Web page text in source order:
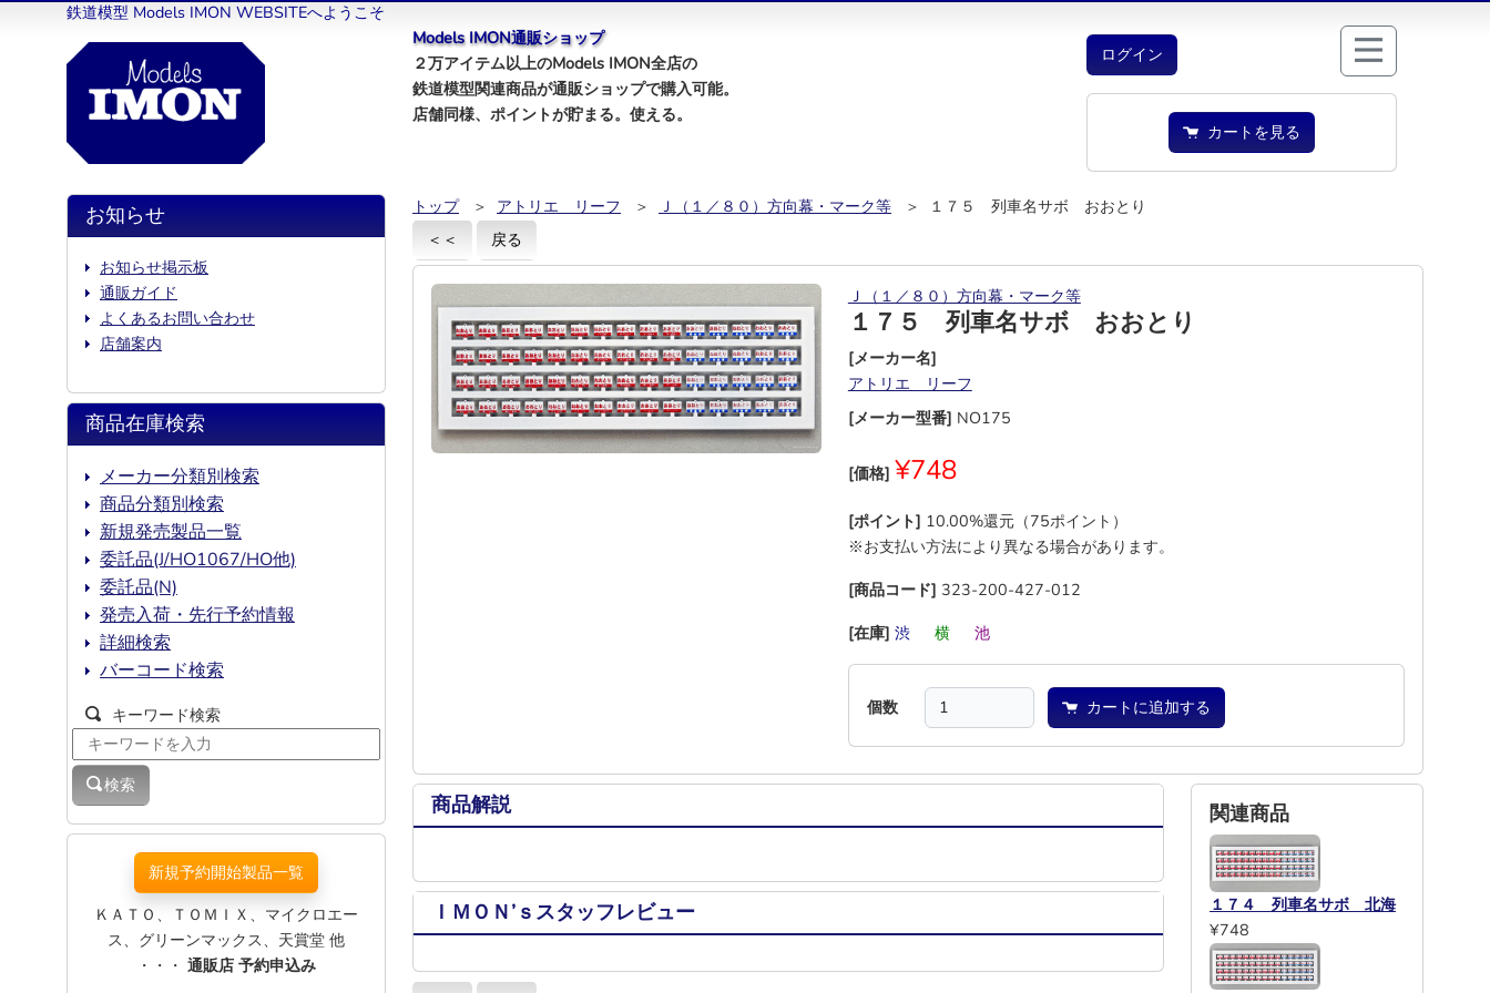
鉄道模型 Models IMON WEBSITEへようこそ
Models IMON通販ショップ
２万アイテム以上のModels IMON全店の
鉄道模型関連商品が通販ショップで購入可能。
店舗同様、ポイントが貯まる。使える。
ログイン
カートを見る
トップ ＞ アトリエ リーフ ＞ Ｊ（１／８０）方向幕・マーク等
＞ １７５ 列車名サボ おおとり
＜＜
戻る
Ｊ（１／８０）方向幕・マーク等
１７５ 列車名サボ おおとり
[メーカー名]
アトリエ リーフ
[メーカー型番] NO175
[価格] ¥748
[ポイント] 10.00%還元（75ポイント）
※お支払い方法により異なる場合があります。
[商品コード] 323-200-427-012
[在庫] 渋 横 池
個数 カートに追加する
商品解説
ＩＭＯＮ’ｓスタッフレビュー
関連商品
１７４ 列車名サボ 北海
¥748
お知らせ
お知らせ掲示板
通販ガイド
よくあるお問い合わせ
店舗案内
商品在庫検索
メーカー分類別検索
商品分類別検索
新規発売製品一覧
委託品(J/HO1067/HO他)
委託品(N)
発売入荷・先行予約情報
詳細検索
バーコード検索
キーワード検索
検索
新規予約開始製品一覧
ＫＡＴＯ、ＴＯＭＩＸ、マイクロエー
ス、グリーンマックス、天賞堂 他
・・・ 通販店 予約申込み